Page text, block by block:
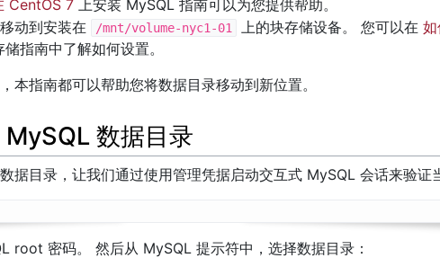
CentOS 7上安装 MySQL 指南可以为您提供帮助。
动到安装在
/mnt/volume-nyc1-01 上的块存储设备。 您可以在
指南中了解如何设置。
本指南都可以帮助您将数据目录移动到新位置。
数据目录
据目录，让我们通过使用管理凭据启动交互式 MySQL 会话来验证
root 密码。 然后从 MySQL 提示符中，选择数据目录：